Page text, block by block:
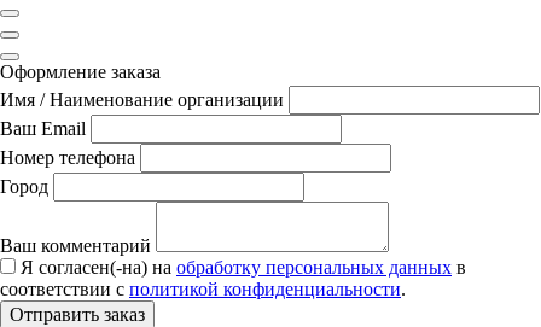
Оформление заказа
Имя / Наименование организации
Ваш Email
Номер телефона
Город
Ваш комментарий
Я согласен(-на) на обработку персональных данных в
соответствии с политикой конфиденциальности.
Отправить заказ